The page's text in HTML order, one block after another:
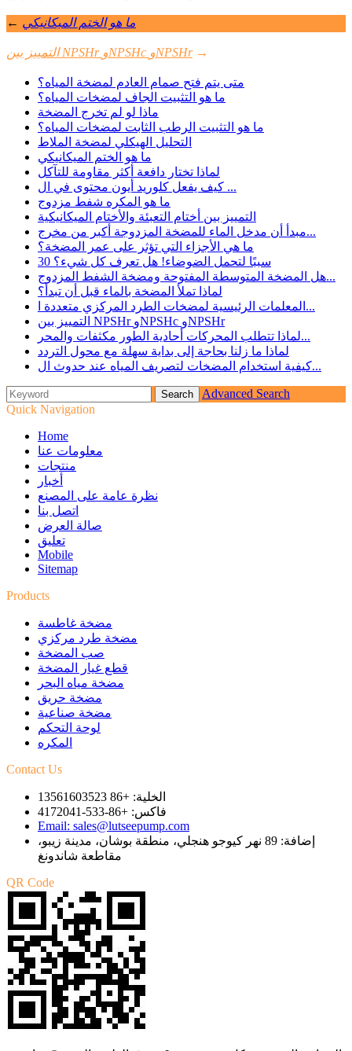
← ما هو الختم الميكانيكي
التمييز بين NPSHr وNPSHc وNPSHr →
متى يتم فتح صمام العادم لمضخة المياه؟
ما هو التثبيت الجاف لمضخات المياه؟
ماذا لو لم تخرج المضخة
ما هو التثبيت الرطب الثابت لمضخات المياه؟
التحليل الهيكلي لمضخة الملاط
ما هو الختم الميكانيكي
لماذا تختار دافعة أكثر مقاومة للتآكل
كيف يفعل كلوريد أيون محتوى في ال ...
ما هو المكره شفط مزدوج
التمييز بين أختام التعبئة والأختام الميكانيكية
مبدأ أن مدخل الماء للمضخة المزدوجة أكبر من مخرج...
ما هي الأجزاء التي تؤثر على عمر المضخة؟
30 سببًا لتحمل الضوضاء! هل تعرف كل شيء؟
هل المضخة المتوسطة المفتوحة ومضخة الشفط المزدوج...
لماذا تملأ المضخة بالماء قبل أن تبدأ؟
المعلمات الرئيسية لمضخات الطرد المركزي متعددة ا...
التمييز بين NPSHr وNPSHc وNPSHr
لماذا تتطلب المحركات أحادية الطور مكثفات والمحر...
لماذا ما زلنا بحاجة إلى بداية سهلة مع محول التردد
كيفية استخدام المضخات لتصريف المياه عند حدوث ال...
Advanced Search
Quick Navigation
Home
معلومات عنا
منتجات
أخبار
نظرة عامة على المصنع
اتصل بنا
صالة العرض
تعليق
Mobile
Sitemap
Products
مضخة غاطسة
مضخة طرد مركزي
صب المضخة
قطع غيار المضخة
مضخة مياه البحر
مضخة حريق
مضخة صناعية
لوحة التحكم
المكره
Contact Us
الخلية: +86 13561603523
فاكس: +86-533-4172041
Email: sales@lutseepump.com
إضافة: 89 نهر كيوجو هنجلي، منطقة بوشان، مدينة زيبو،
مقاطعة شاندونغ
QR Code